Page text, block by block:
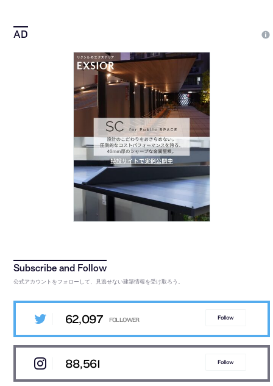
公式アカウントをフォローして、見逃せない建築情報を受け取ろう。
62,097 Follow
88,561 Follow